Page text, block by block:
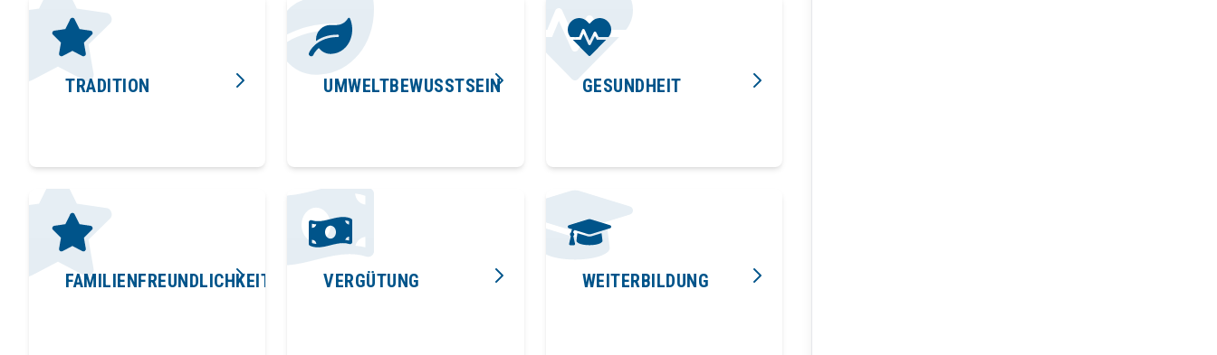
TRADITION UMWELTBEWUSSTSEIN GESUNDHEIT
FAMILIENFREUNDLICHKEIT VERGÜTUNG WEITERBILDUNG